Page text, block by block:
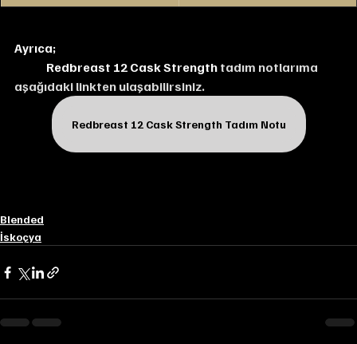
Ayrıca;
Redbreast 12 Cask Strength tadım notlarıma
aşağıdaki linkten ulaşabilirsiniz.
Redbreast 12 Cask Strength Tadım Notu
Blended
İskoçya